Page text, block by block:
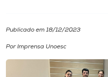
Internacionalização
Publicado em 18/12/2023
Por Imprensa Unoesc